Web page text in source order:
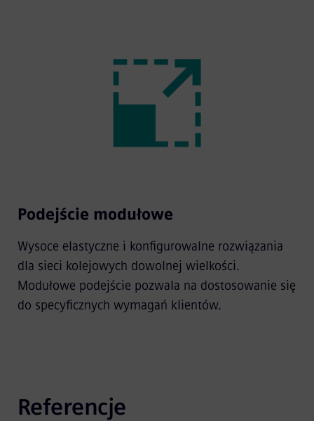
Podejście modułowe
Wysoce elastyczne i konfigurowalne rozwiązania
dla sieci kolejowych dowolnej wielkości.
Modułowe podejście pozwala na dostosowanie się
do specyficznych wymagań klientów.
Referencje